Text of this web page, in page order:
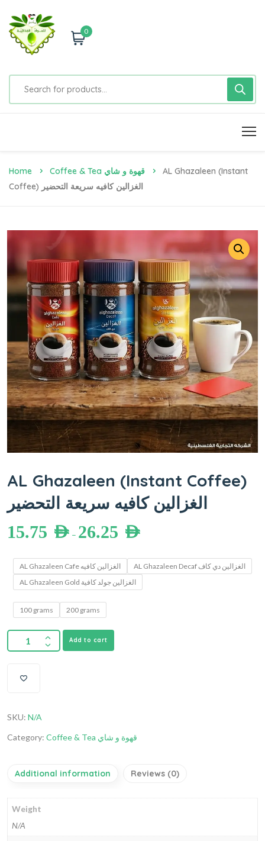
0
Home Coffee & Tea قهوة و شاي
AL Ghazaleen (Instant
Coffee) الغزالين كافيه سريعة التحضير
AL Ghazaleen (Instant Coffee)
الغزالين كافيه سريعة التحضير
15.75 AED – 26.25 AED
AL Ghazaleen Cafe الغزالين كافيه
AL Ghazaleen Decaf الغزالين دي كاف
AL Ghazaleen Gold الغزالين جولد كافية
100 grams 200 grams
Add to cart
SKU: N/A
Category:
Coffee & Tea قهوة و شاي
Additional information Reviews (0)
Weight
N/A